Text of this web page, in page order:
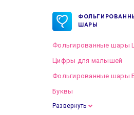
ШАРЫ
Фольгированные шары
Цифры для малышей
Фольгированные шары
Буквы
Развернуть